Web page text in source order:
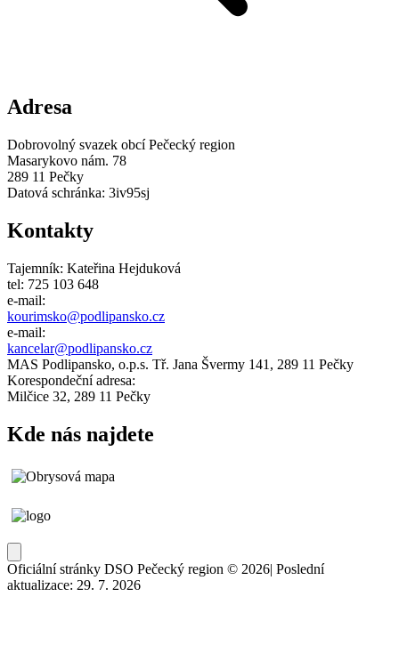
Adresa
Dobrovolný svazek obcí Pečecký region
Masarykovo nám. 78
289 11 Pečky
Datová schránka: 3iv95sj
Kontakty
Tajemník: Kateřina Hejduková
tel: 725 103 648
e-mail:
kourimsko@podlipansko.cz
e-mail:
kancelar@podlipansko.cz
MAS Podlipansko, o.p.s. Tř. Jana Švermy 141, 289 11 Pečky
Korespondeční adresa:
Milčice 32, 289 11 Pečky
Kde nás najdete
Oficiální stránky DSO Pečecký region © 2026| Poslední
aktualizace: 29. 7. 2026